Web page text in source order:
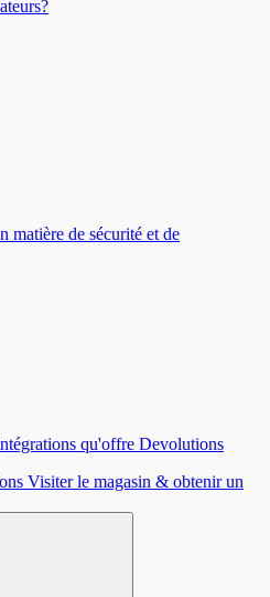
matière de sécurité et de
qu'offre Devolutions
Visiter le magasin & obtenir un